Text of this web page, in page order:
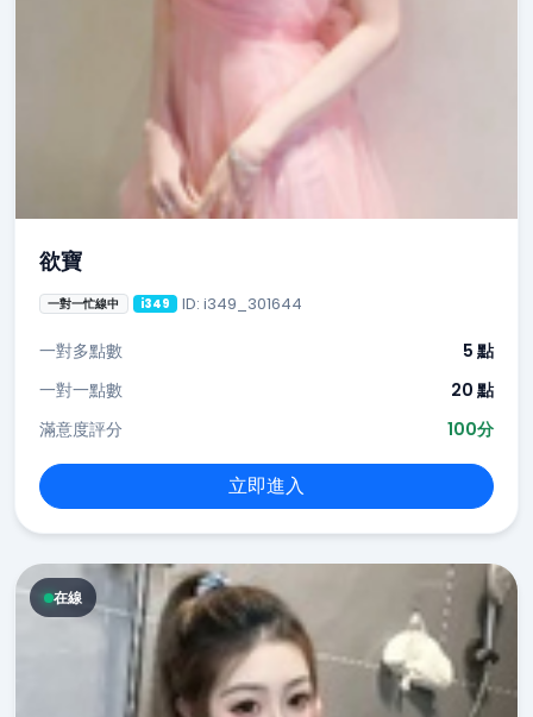
欲寶
一對一忙線中 i349 ID: i349_301644
一對多點數
5 點
一對一點數
20 點
滿意度評分
100分
立即進入
在線